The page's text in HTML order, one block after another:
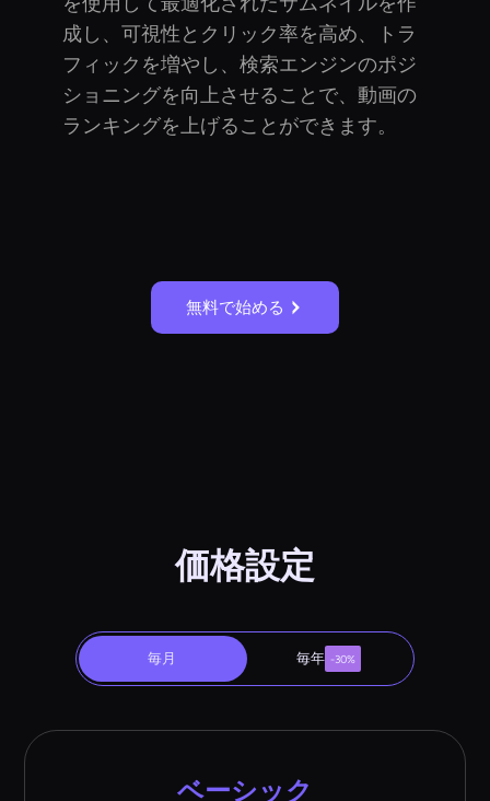
成し、可視性とクリック率を高め、トラ
フィックを増やし、検索エンジンのポジ
ショニングを向上させることで、動画の
ランキングを上げることができます。
無料で始める
価格設定
毎月 毎年 -30%
ベーシック